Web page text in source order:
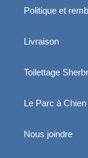
Politique et
Livraison
Toilettage
Le Parc à
Nous joindre